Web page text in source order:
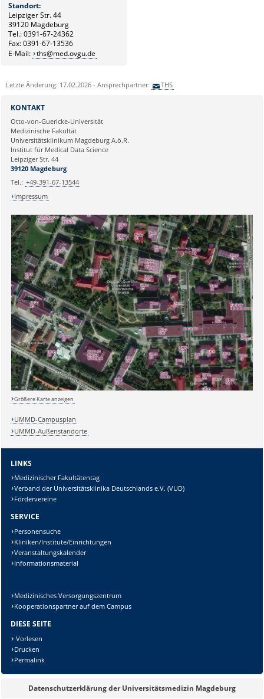
Standort:
Leipziger Str. 44
39120 Magdeburg
Tel.: 0391-67-24362
Fax: 0391-67-13536
E-Mail: ths@med.ovgu.de
Letzte Änderung: 17.02.2026 - Ansprechpartner: THS
KONTAKT
Otto-von-Guericke-Universität
Medizinische Fakultät
Universitätsklinikum Magdeburg A.ö.R.
Institut für Medical Data Science
Leipziger Str. 44
39120 Magdeburg
Tel.: +49-391-67-13544
Impressum
Größere Karte anzeigen
UMMD-Campusplan
UMMD-Außenstandorte
LINKS
Medizinischer Fakultätentag
Verband der Universitätsklinika Deutschlands e.V. (VUD)
Fördervereine
SERVICE
Personensuche
Kliniken/Institute/Einrichtungen
Veranstaltungskalender
Informationsmaterial
Medizinisches Versorgungszentrum
Kooperationspartner auf dem Campus
DIESE SEITE
Vorlesen
Drucken
Permalink
Datenschutzerklärung der Universitätsmedizin Magdeburg